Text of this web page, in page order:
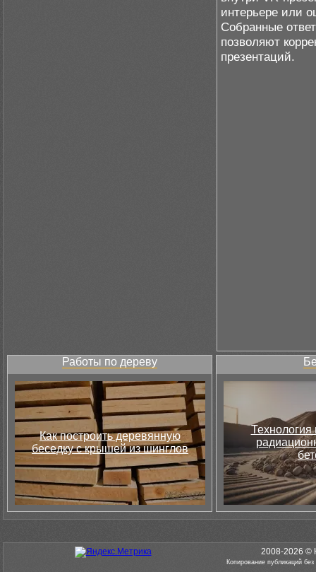
интерьере или
Собранные
позволяют
презентаций.
Работы по дереву
Как построить деревянную
беседку с крышей из шинглов
Технология
2008-2026 ©
Копирование публикаций